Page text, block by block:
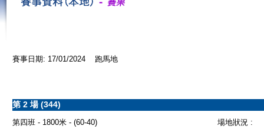
賽事日期: 17/01/2024 跑馬地
第 2 場 (344)
第四班 - 1800米 - (60-40)
場地狀況 :